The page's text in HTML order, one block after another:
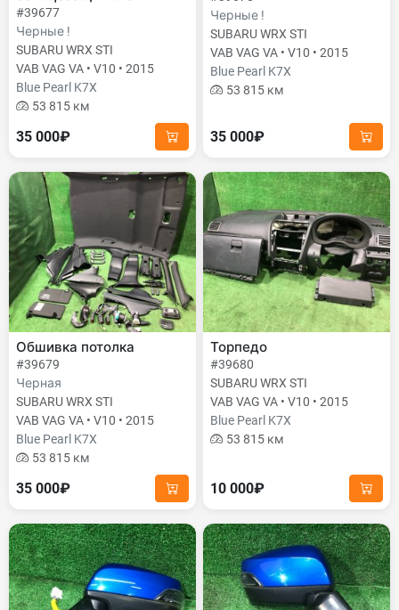
#39677
Черные !
SUBARU WRX STI
VAB VAG VA • V10 • 2015
Blue Pearl K7X
53 815 км
35 000₽
Черные !
SUBARU WRX STI
VAB VAG VA • V10 • 2015
Blue Pearl K7X
53 815 км
35 000₽
Обшивка потолка
#39679
Черная
SUBARU WRX STI
VAB VAG VA • V10 • 2015
Blue Pearl K7X
53 815 км
35 000₽
Торпедо
#39680
SUBARU WRX STI
VAB VAG VA • V10 • 2015
Blue Pearl K7X
53 815 км
10 000₽